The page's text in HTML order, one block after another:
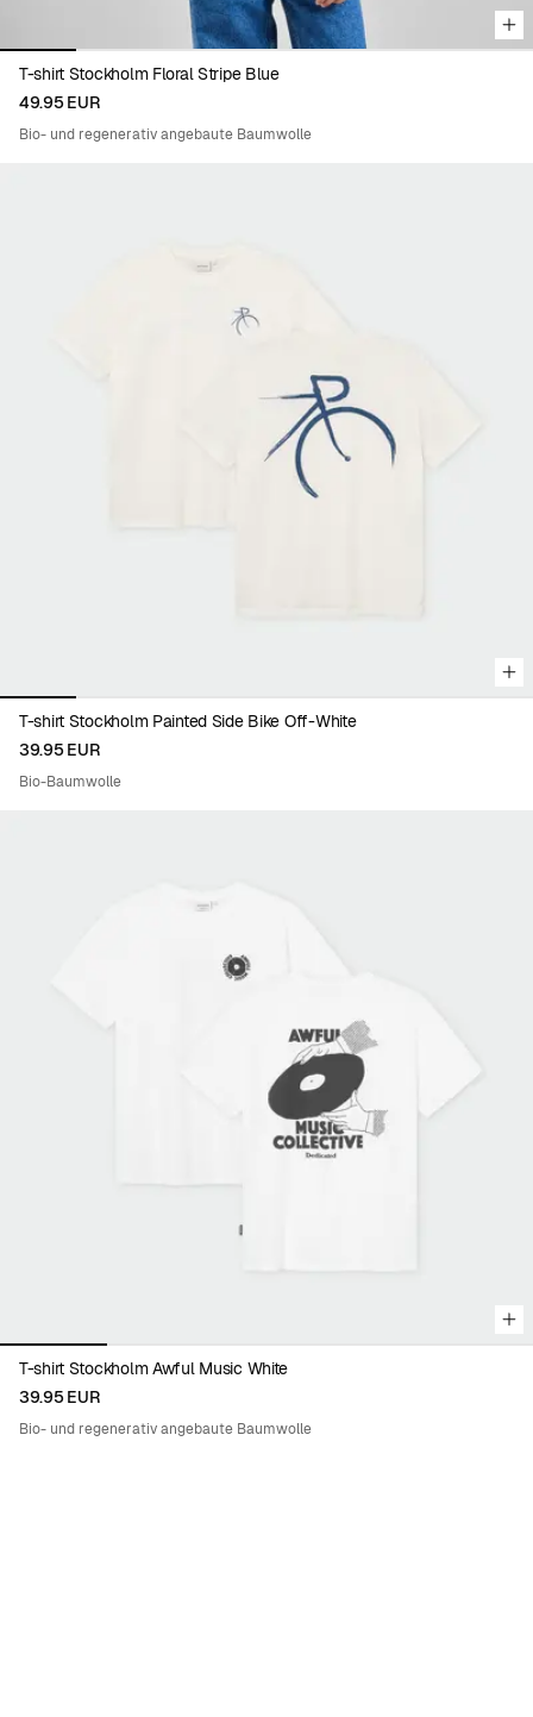
T-shirt Stockholm Floral Stripe Blue
49.95 EUR
Bio- und regenerativ angebaute Baumwolle
T-shirt Stockholm Painted Side Bike Off-White
39.95 EUR
Bio-Baumwolle
T-shirt Stockholm Awful Music White
39.95 EUR
Bio- und regenerativ angebaute Baumwolle